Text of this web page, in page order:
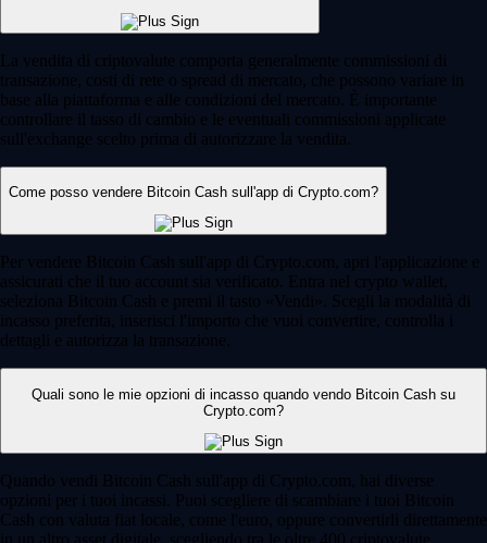
La vendita di criptovalute comporta generalmente commissioni di
transazione, costi di rete o spread di mercato, che possono variare in
base alla piattaforma e alle condizioni del mercato. È importante
controllare il tasso di cambio e le eventuali commissioni applicate
sull'exchange scelto prima di autorizzare la vendita.
Come posso vendere Bitcoin Cash sull'app di Crypto.com?
Per vendere Bitcoin Cash sull'app di Crypto.com, apri l'applicazione e
assicurati che il tuo account sia verificato. Entra nel crypto wallet,
seleziona Bitcoin Cash e premi il tasto «Vendi». Scegli la modalità di
incasso preferita, inserisci l'importo che vuoi convertire, controlla i
dettagli e autorizza la transazione.
Quali sono le mie opzioni di incasso quando vendo Bitcoin Cash su
Crypto.com?
Quando vendi Bitcoin Cash sull'app di Crypto.com, hai diverse
opzioni per i tuoi incassi. Puoi scegliere di scambiare i tuoi Bitcoin
Cash con valuta fiat locale, come l'euro, oppure convertirli direttamente
in un altro asset digitale, scegliendo tra le oltre 400 criptovalute